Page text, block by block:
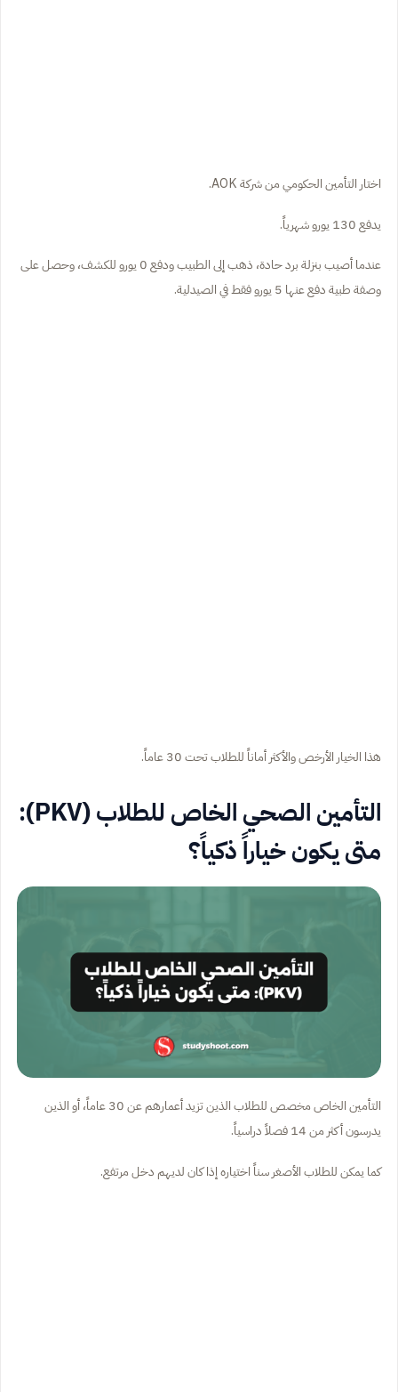
اختار التأمين الحكومي من شركة AOK.
يدفع 130 يورو شهرياً.
عندما أصيب بنزلة برد حادة، ذهب إلى الطبيب ودفع 0 يورو للكشف، وحصل على
وصفة طبية دفع عنها 5 يورو فقط في الصيدلية.
هذا الخيار الأرخص والأكثر أماناً للطلاب تحت 30 عاماً.
التأمين الصحي الخاص للطلاب (PKV):
متى يكون خياراً ذكياً؟
التأمين الخاص مخصص للطلاب الذين تزيد أعمارهم عن 30 عاماً، أو الذين
يدرسون أكثر من 14 فصلاً دراسياً.
كما يمكن للطلاب الأصغر سناً اختياره إذا كان لديهم دخل مرتفع.